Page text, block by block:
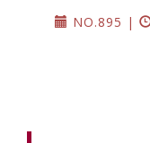
NO.895 |